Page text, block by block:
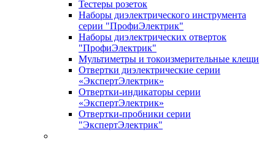
Тестеры розеток
Наборы диэлектрического инструмента
серии "ПрофиЭлектрик"
Наборы диэлектрических отверток
"ПрофиЭлектрик"
Мультиметры и токоизмерительные клещи
Отвертки диэлектрические серии
«ЭкспертЭлектрик»
Отвертки-индикаторы серии
«ЭкспертЭлектрик»
Отвертки-пробники серии
"ЭкспертЭлектрик"